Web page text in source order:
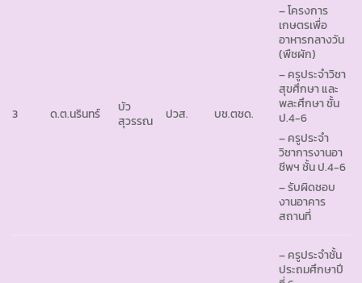
3 ด.ต.นรินทร์
บัว
สุวรรณ
ปวส. บช.ตชด.
– โครงการ
เกษตรเพื่อ
อาหารกลางวัน
(พืชผัก)
– ครูประจำวิชา
สุขศึกษา และ
พละศึกษา ชั้น
ป.4-6
– ครูประจำ
วิชาการงานอา
ชีพฯ ชั้น ป.4-6
– รับผิดชอบ
งานอาคาร
สถานที่
– ครูประจำชั้น
ประถมศึกษาปี